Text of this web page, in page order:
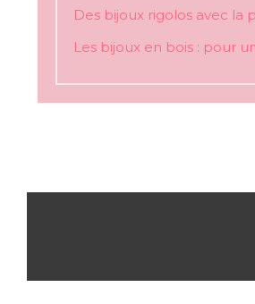
Des bijoux rigolos avec la
Les bijoux en bois : pour